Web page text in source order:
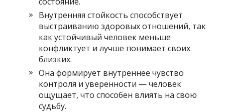
Внутренняя стойкость способствует
выстраиванию здоровых отношений, так
как устойчивый человек меньше
конфликтует и лучше понимает своих
близких.
Она формирует внутреннее чувство
контроля и уверенности — человек
ощущает, что способен влиять на свою
судьбу.